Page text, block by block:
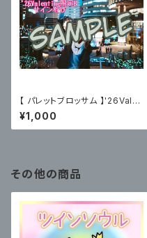
【 パレットブロッサム 】'26Vale
ntine限定ブロマイドB〈サイン
有〉
¥1,000
その他の商品